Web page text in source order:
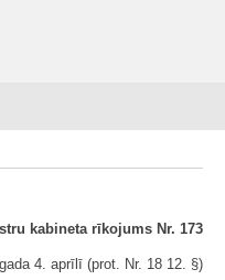
kabineta rīkojums Nr. 173
4. aprīlī (prot. Nr. 18 12. §)